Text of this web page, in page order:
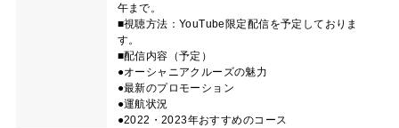
午まで。
■視聴方法：YouTube限定配信を予定しておりま
す。
■配信内容（予定）
●オーシャニアクルーズの魅力
●最新のプロモーション
●運航状況
●2022・2023年おすすめのコース